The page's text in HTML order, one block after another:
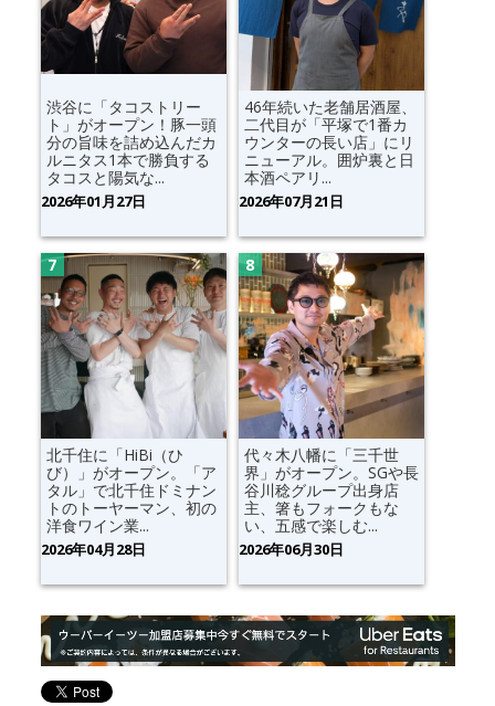
渋谷に「タコストリー
ト」がオープン！豚一頭
分の旨味を詰め込んだカ
ルニタス1本で勝負する
タコスと陽気な...
2026年01月27日
46年続いた老舗居酒屋、
二代目が「平塚で1番カ
ウンターの長い店」にリ
ニューアル。囲炉裏と日
本酒ペアリ...
2026年07月21日
北千住に「HiBi（ひ
び）」がオープン。「ア
タル」で北千住ドミナン
トのトーヤーマン、初の
洋食ワイン業...
2026年04月28日
代々木八幡に「三千世
界」がオープン。SGや長
谷川稔グループ出身店
主、箸もフォークもな
い、五感で楽しむ...
2026年06月30日